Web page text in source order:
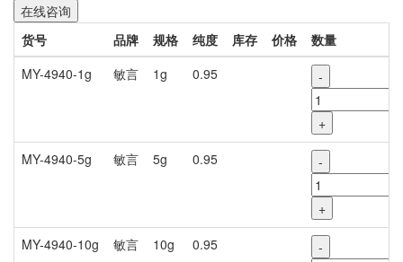
在线咨询
货号
品牌 规格 纯度 库存 价格
数量
MY-4940-1g
敏言 1g 0.95 -
+
MY-4940-5g
敏言 5g 0.95 -
+
MY-4940-10g
敏言 10g 0.95 -